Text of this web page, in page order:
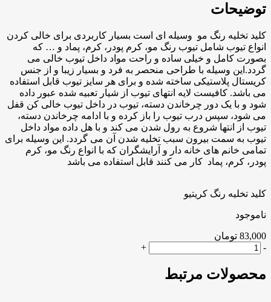
توضیحات
کلید تخلیه رنگ مو وسیله ای است بسیار کاربردی برای خالی کردن
انواع تیوب شامل تیوب رنگ مو، کرم پودر، کرم، پماد و … که
بصورت کامل و خیلی ساده و راحت مواد داخل تیوب خالی می
گردد.این وسیله با طراحی منحصر به فرد و بسیار زیبا و از جنس
کریستال پلاستیکی ساخته شده و برای هر سایز تیوب قابل استفاده
می باشد. کافیست لایه انتهای تیوب از شیار تعبیه شده عبور داده
شود و با یک دور چرخاندن دسته، تیوب در داخل تیوب خالی کن قفل
می شود، سپس درب تیوب را باز کرده و با ادامه چرخاندن دسته،
تیوب از انتها شروع به رول شدن می کند و با هل داده مواد داخل
تیوب به سمت بیرون سبب تخلیه شدن آن می گردد. این وسیله برای
تمامی خانم های خانه دار و آرایشگران که با انواع رنگ مو، کرم
پودر، کرم، پماد کار می کنند قابل استفاده می باشد
کلید تخلیه رنگ کریتیو
ناموجود
83,000 تومان
کلید
کریتیو
-
+
محصولات مرتبط